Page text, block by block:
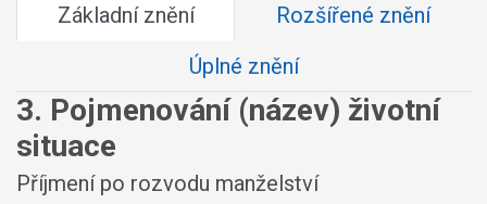
Základní znění
Rozšířené znění
Úplné znění
3. Pojmenování (název) životní
situace
Příjmení po rozvodu manželství